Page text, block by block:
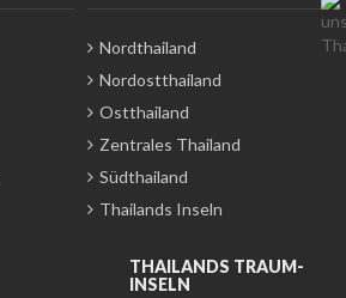
Nordthailand
Nordostthailand
Ostthailand
Zentrales Thailand
Südthailand
Thailands Inseln
THAILANDS TRAUM-
INSELN